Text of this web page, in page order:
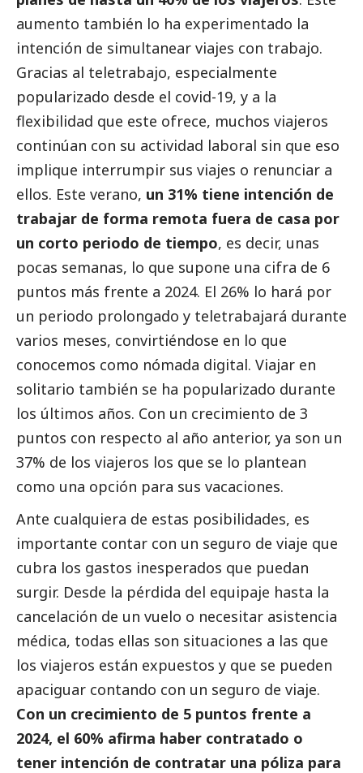
aumento también lo ha experimentado la
intención de simultanear viajes con trabajo.
Gracias al teletrabajo, especialmente
popularizado desde el covid-19, y a la
flexibilidad que este ofrece, muchos viajeros
continúan con su actividad laboral sin que eso
implique interrumpir sus viajes o renunciar a
ellos. Este verano, un 31% tiene intención de
trabajar de forma remota fuera de casa por
un corto periodo de tiempo, es decir, unas
pocas semanas, lo que supone una cifra de 6
puntos más frente a 2024. El 26% lo hará por
un periodo prolongado y teletrabajará durante
varios meses, convirtiéndose en lo que
conocemos como nómada digital. Viajar en
solitario también se ha popularizado durante
los últimos años. Con un crecimiento de 3
puntos con respecto al año anterior, ya son un
37% de los viajeros los que se lo plantean
como una opción para sus vacaciones.
Ante cualquiera de estas posibilidades, es
importante contar con un seguro de viaje que
cubra los gastos inesperados que puedan
surgir. Desde la pérdida del equipaje hasta la
cancelación de un vuelo o necesitar asistencia
médica, todas ellas son situaciones a las que
los viajeros están expuestos y que se pueden
apaciguar contando con un seguro de viaje.
Con un crecimiento de 5 puntos frente a
2024, el 60% afirma haber contratado o
tener intención de contratar una póliza para